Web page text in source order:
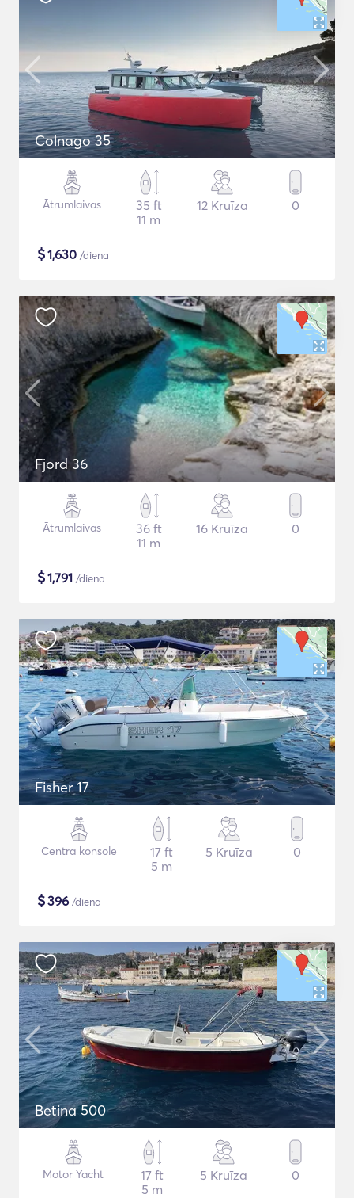
Colnago 35
Ātrumlaivas
35 ft
11 m
12 Kruīza 0
$1,630 /diena
Fjord 36
Ātrumlaivas
36 ft
11 m
16 Kruīza 0
$1,791 /diena
Fisher 17
Centra konsole
17 ft
5 m
5 Kruīza 0
$396 /diena
Betina 500
Motor Yacht
17 ft
5 m
5 Kruīza 0